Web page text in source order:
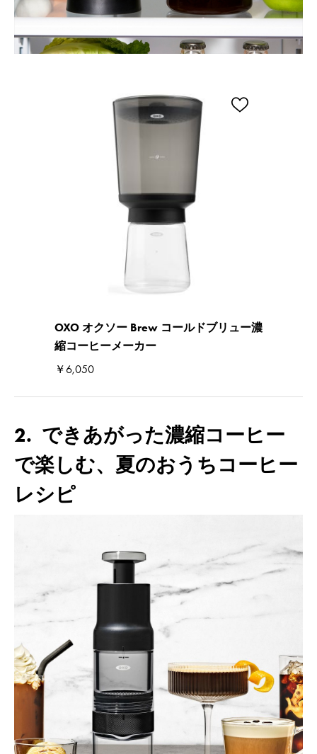
OXO オクソー Brew コールドブリュー濃
縮コーヒーメーカー
￥6,050
2. できあがった濃縮コーヒー
で楽しむ、夏のおうちコーヒー
レシピ